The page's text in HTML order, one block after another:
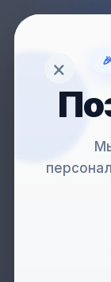
× 🎉